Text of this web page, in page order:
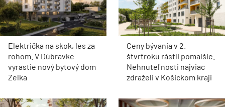
Električka na skok, les za
rohom. V Dúbravke
vyrastie nový bytový dom
Zelka
Ceny bývania v 2.
štvrťroku rástli pomalšie.
Nehnuteľnosti najviac
zdraželi v Košickom kraji